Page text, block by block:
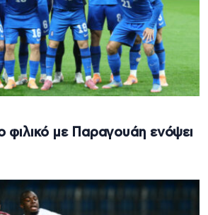
φιλικό με Παραγουάη ενόψει